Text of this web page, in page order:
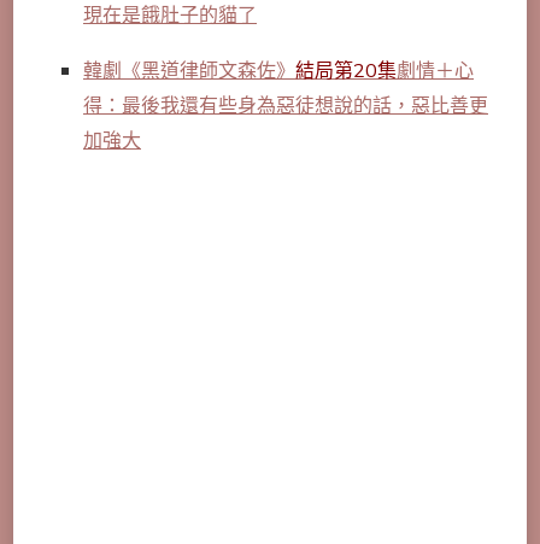
現在是餓肚子的貓了
韓劇《黑道律師文森佐》 結局第20集劇情＋心
得：最後我還有些身為惡徒想說的話，惡比善更
加強大